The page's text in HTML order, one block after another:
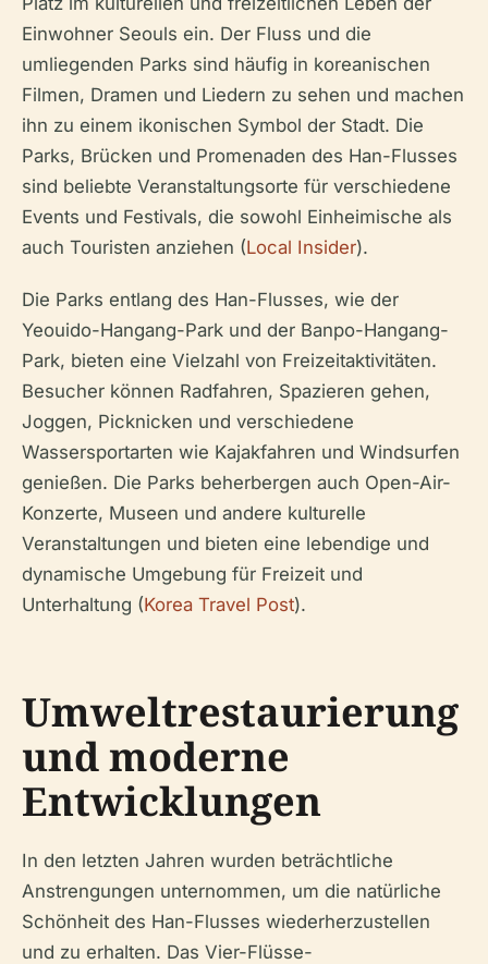
Einwohner Seouls ein. Der Fluss und die
umliegenden Parks sind häufig in koreanischen
Filmen, Dramen und Liedern zu sehen und machen
ihn zu einem ikonischen Symbol der Stadt. Die
Parks, Brücken und Promenaden des Han-Flusses
sind beliebte Veranstaltungsorte für verschiedene
Events und Festivals, die sowohl Einheimische als
auch Touristen anziehen (Local Insider).
Die Parks entlang des Han-Flusses, wie der
Yeouido-Hangang-Park und der Banpo-Hangang-
Park, bieten eine Vielzahl von Freizeitaktivitäten.
Besucher können Radfahren, Spazieren gehen,
Joggen, Picknicken und verschiedene
Wassersportarten wie Kajakfahren und Windsurfen
genießen. Die Parks beherbergen auch Open-Air-
Konzerte, Museen und andere kulturelle
Veranstaltungen und bieten eine lebendige und
dynamische Umgebung für Freizeit und
Unterhaltung (Korea Travel Post).
Umweltrestaurierung
und moderne
Entwicklungen
In den letzten Jahren wurden beträchtliche
Anstrengungen unternommen, um die natürliche
Schönheit des Han-Flusses wiederherzustellen
und zu erhalten. Das Vier-Flüsse-